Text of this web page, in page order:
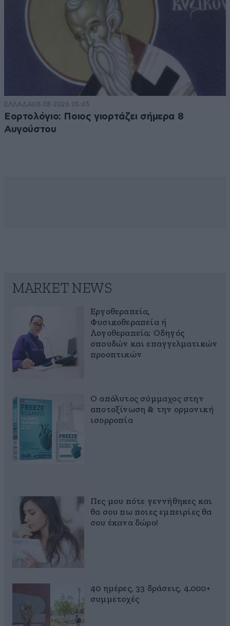
ΕΛΛΑΔΑ08·08·2026 05:45
Εορτολόγιο: Ποιος γιορτάζει σήμερα 8
Αυγούστου
MARKET NEWS
Εργοθεραπεία,
Φυσικοθεραπεία ή
Λογοθεραπεία; Οδηγός
σπουδών και επαγγελματικών
προοπτικών
Ο απόλυτος σύμμαχος στην
αποτοξίνωση & την ορμονική
ισορροπία
Πες μου πότε γεννήθηκες και
θα σου πω ποιες εμπειρίες θα
σου έκανα δώρο!
40 ημέρες, 33 δράσεις, 4.000+
συμμετοχές